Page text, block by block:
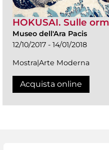
HOKUSAI. Sulle
Museo dell'Ara Pacis
12/10/2017 - 14/01/2018
Mostra|Arte Moderna
Acquista online